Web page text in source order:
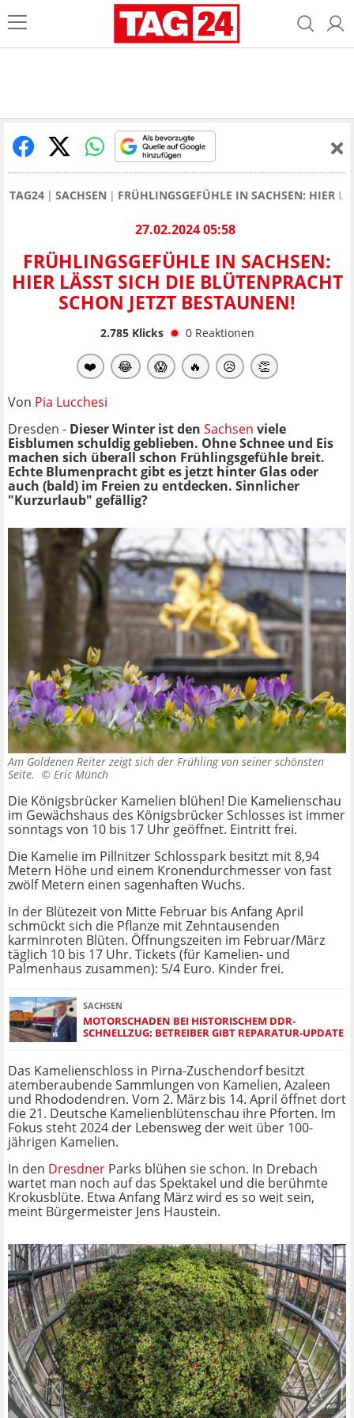
TAG24 SACHSEN FRÜHLINGSGEFÜHLE IN SACHSEN: HIER
27.02.2024 05:58
FRÜHLINGSGEFÜHLE IN SACHSEN:
HIER LÄSST SICH DIE BLÜTENPRACHT
SCHON JETZT BESTAUNEN!
2.785Klicks 0 Reaktionen
❤️ 😂 😱 🔥 😥 👏
Von Pia Lucchesi
Dresden - Dieser Winter ist den Sachsen viele
Eisblumen schuldig geblieben. Ohne Schnee und Eis
machen sich überall schon Frühlingsgefühle breit.
Echte Blumenpracht gibt es jetzt hinter Glas oder
auch (bald) im Freien zu entdecken. Sinnlicher
"Kurzurlaub" gefällig?
Am Goldenen Reiter zeigt sich der Frühling von seiner schönsten
Seite. © Eric Münch
Die Königsbrücker Kamelien blühen! Die Kamelienschau
im Gewächshaus des Königsbrücker Schlosses ist immer
sonntags von 10 bis 17 Uhr geöffnet. Eintritt frei.
Die Kamelie im Pillnitzer Schlosspark besitzt mit 8,94
Metern Höhe und einem Kronendurchmesser von fast
zwölf Metern einen sagenhaften Wuchs.
In der Blütezeit von Mitte Februar bis Anfang April
schmückt sich die Pflanze mit Zehntausenden
karminroten Blüten. Öffnungszeiten im Februar/März
täglich 10 bis 17 Uhr. Tickets (für Kamelien- und
Palmenhaus zusammen): 5/4 Euro. Kinder frei.
SACHSEN
MOTORSCHADEN BEI HISTORISCHEM DDR-
SCHNELLZUG: BETREIBER GIBT REPARATUR-UPDATE
Das Kamelienschloss in Pirna-Zuschendorf besitzt
atemberaubende Sammlungen von Kamelien, Azaleen
und Rhododendren. Vom 2. März bis 14. April öffnet dort
die 21. Deutsche Kamelienblütenschau ihre Pforten. Im
Fokus steht 2024 der Lebensweg der weit über 100-
jährigen Kamelien.
In den Dresdner Parks blühen sie schon. In Drebach
wartet man noch auf das Spektakel und die berühmte
Krokusblüte. Etwa Anfang März wird es so weit sein,
meint Bürgermeister Jens Haustein.